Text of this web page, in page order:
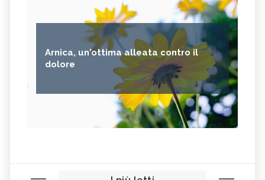
Arnica, un'ottima alleata contro il
dolore